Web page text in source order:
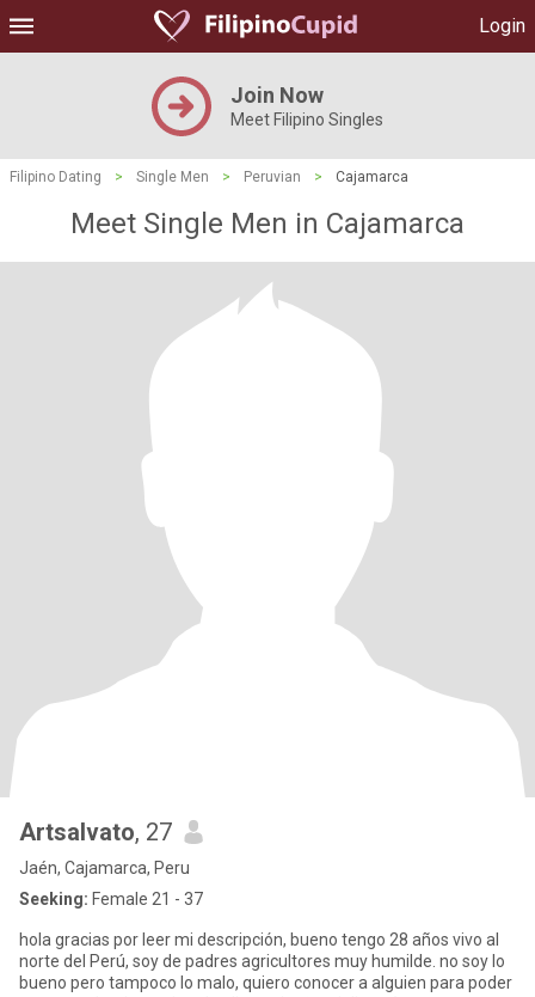
Login
Join Now
Meet Filipino Singles
Filipino Dating > Single Men > Peruvian > Cajamarca
Meet Single Men in Cajamarca
Artsalvato, 27
Jaén, Cajamarca, Peru
Seeking: Female 21 - 37
hola gracias por leer mi descripción, bueno tengo 28 años vivo al
norte del Perú, soy de padres agricultores muy humilde. no soy lo
bueno pero tampoco lo malo, quiero conocer a alguien para poder